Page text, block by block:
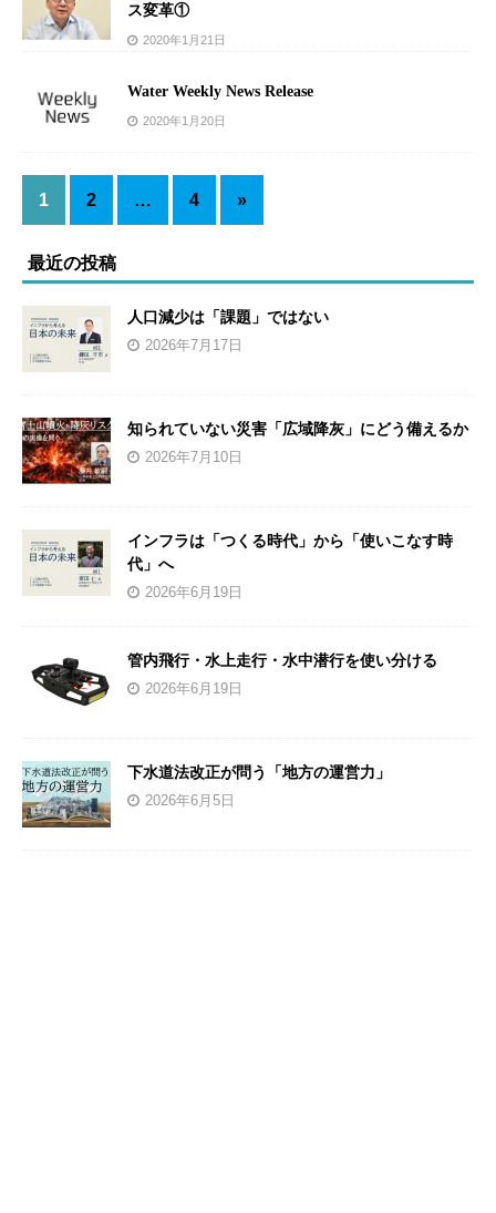
ス変革①
2020年1月21日
Water Weekly News Release
2020年1月20日
1 2 … 4 »
最近の投稿
人口減少は「課題」ではない
2026年7月17日
知られていない災害「広域降灰」にどう備えるか
2026年7月10日
インフラは「つくる時代」から「使いこなす時
代」へ
2026年6月19日
管内飛行・水上走行・水中潜行を使い分ける
2026年6月19日
下水道法改正が問う「地方の運営力」
2026年6月5日